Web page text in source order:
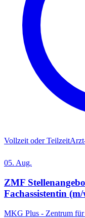
Vollzeit oder Teilzeit
05. Aug.
ZMF
Fachassistentin
MKG Plus - Zentrum